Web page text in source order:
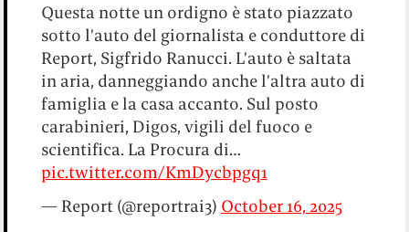
Questa notte un ordigno è stato piazzato
sotto l’auto del giornalista e conduttore di
Report, Sigfrido Ranucci. L’auto è saltata
in aria, danneggiando anche l’altra auto di
famiglia e la casa accanto. Sul posto
carabinieri, Digos, vigili del fuoco e
scientifica. La Procura di…
pic.twitter.com/KmDycbpgq1
— Report (@reportrai3) October 16, 2025